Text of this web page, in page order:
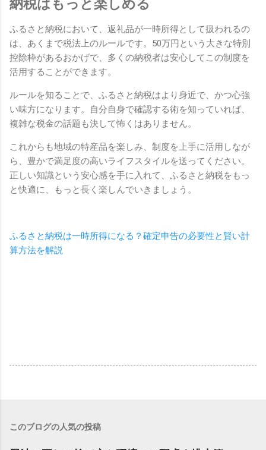
納税はもっと楽しめる
ふるさと納税において、返礼品が一時所得として扱われるの
は、あくまで税法上のルールです。50万円という大きな特別
控除枠があるおかげで、多くの納税者は安心してこの制度を
活用することができます。
ルールを知ることで、ふるさと納税はより身近で、かつ心強
い味方になります。自分自身で確認する術を知っていれば、
複雑な税金の話題も決して怖くはありません。
これからも地域の特産品を楽しみ、制度を上手に活用しなが
ら、豊かで満足度の高いライフスタイルを送ってください。
正しい知識という安心感を手に入れて、ふるさと納税をもっ
と快適に、もっと長く楽しんでいきましょう。
ふるさと納税は一時所得になる？確定申告の必要性と賢い計
算方法を解説
このブログの人気の投稿